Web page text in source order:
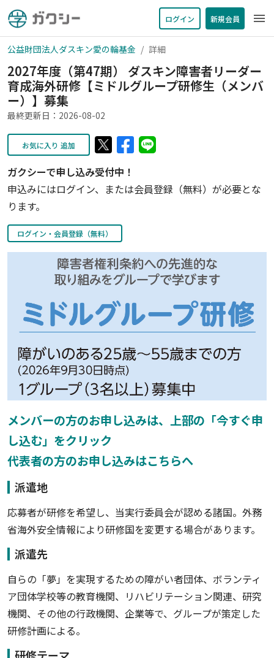
ログイン 新規会員 menu
公益財団法人ダスキン愛の輪基金 詳細
2027年度（第47期） ダスキン障害者リーダー
育成海外研修【ミドルグループ研修生（メンバ
ー）】募集
最終更新日：2026-08-02
お気に入り 追加
ガクシーで申し込み受付中！
申込みにはログイン、または会員登録（無料）が必要とな
ります。
ログイン・会員登録（無料）
メンバーの方のお申し込みは、上部の「今すぐ申
し込む」をクリック
代表者の方のお申し込みはこちらへ
派遣地
応募者が研修を希望し、当実行委員会が認める諸国。外務
省海外安全情報により研修国を変更する場合があります。
派遣先
自らの「夢」を実現するための障がい者団体、ボランティ
ア団体学校等の教育機関、リハビリテーション関連、研究
機関、その他の行政機関、企業等で、グループが策定した
研修計画による。